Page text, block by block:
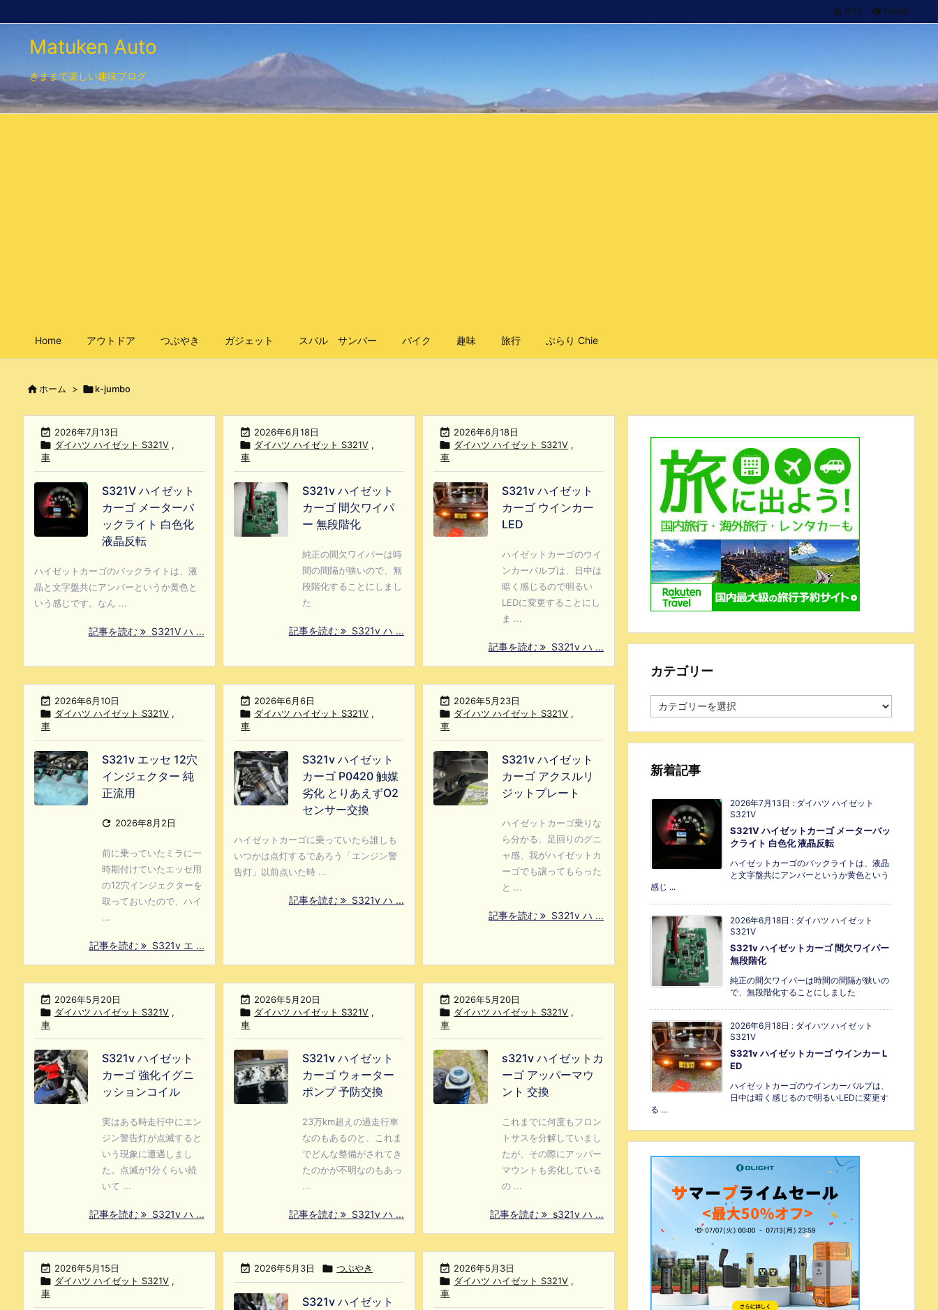
Matuken Auto
きままで楽しい趣味ブログ
Home アウトドア つぶやき ガジェット スバル サンバー バイク 趣味 旅行 ぶらり Chie
 RSS Feedly
ホーム > k-jumbo
 2026年7月13日
 ダイハツ ハイゼット S321V ,
車
S321V ハイゼット
カーゴ メーターバ
ックライト 白色化
液晶反転
ハイゼットカーゴのバックライトは、液
晶と文字盤共にアンバーというか黄色と
いう感じです。なん ...
記事を読む S321V ハ ...
 2026年6月18日
 ダイハツ ハイゼット S321V ,
車
S321v ハイゼット
カーゴ 間欠ワイパ
ー 無段階化
純正の間欠ワイパーは時
間の間隔が狭いので、無
段階化することにしまし
た
記事を読む S321v ハ ...
 2026年6月18日
 ダイハツ ハイゼット S321V ,
車
S321v ハイゼット
カーゴ ウインカー
LED
ハイゼットカーゴのウイ
ンカーバルブは、日中は
暗く感じるので明るい
LEDに変更することにし
ま ...
記事を読む S321v ハ ...
 2026年6月10日
 ダイハツ ハイゼット S321V ,
車
S321v エッセ 12穴
インジェクター 純
正流用
 2026年8月2日
前に乗っていたミラに一
時期付けていたエッセ用
の12穴インジェクターを
取っておいたので、ハイ
...
記事を読む S321v エ ...
 2026年6月6日
 ダイハツ ハイゼット S321V ,
車
S321v ハイゼット
カーゴ P0420 触媒
劣化 とりあえずO2
センサー交換
ハイゼットカーゴに乗っていたら誰しも
いつかは点灯するであろう「エンジン警
告灯」以前点いた時 ...
記事を読む S321v ハ ...
 2026年5月23日
 ダイハツ ハイゼット S321V ,
車
S321v ハイゼット
カーゴ アクスルリ
ジットプレート
ハイゼットカーゴ乗りな
ら分かる、足回りのグニ
ャ感、我がハイゼットカ
ーゴでも譲ってもらった
と ...
記事を読む S321v ハ ...
 2026年5月20日
 ダイハツ ハイゼット S321V ,
車
S321v ハイゼット
カーゴ 強化イグニ
ッションコイル
実はある時走行中にエン
ジン警告灯が点滅すると
いう現象に遭遇しまし
た。点滅が1分くらい続
いて ...
記事を読む S321v ハ ...
 2026年5月20日
 ダイハツ ハイゼット S321V ,
車
S321v ハイゼット
カーゴ ウォーター
ポンプ 予防交換
23万km超えの過走行車
なのもあるのと、これま
でどんな整備がされてき
たのかが不明なのもあっ
...
記事を読む S321v ハ ...
 2026年5月20日
 ダイハツ ハイゼット S321V ,
車
s321v ハイゼットカ
ーゴ アッパーマウ
ント 交換
これまでに何度もフロン
トサスを分解していまし
たが、その際にアッパー
マウントも劣化している
の ...
記事を読む s321v ハ ...
 2026年5月15日
 ダイハツ ハイゼット S321V ,
車
 2026年5月3日  つぶやき
S321v ハイゼット
 2026年5月3日
 ダイハツ ハイゼット S321V ,
車
カテゴリー
新着記事
2026年7月13日 : ダイハツ ハイゼット
S321V
S321V ハイゼットカーゴ メーターバッ
クライト 白色化 液晶反転
ハイゼットカーゴのバックライトは、液晶
と文字盤共にアンバーというか黄色という
感じ ...
2026年6月18日 : ダイハツ ハイゼット
S321V
S321v ハイゼットカーゴ 間欠ワイパー
無段階化
純正の間欠ワイパーは時間の間隔が狭いの
で、無段階化することにしました
2026年6月18日 : ダイハツ ハイゼット
S321V
S321v ハイゼットカーゴ ウインカー L
ED
ハイゼットカーゴのウインカーバルブは、
日中は暗く感じるので明るいLEDに変更す
る ...